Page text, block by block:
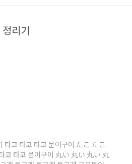
리기
코 타코 타코 문어구이 たこ たこ
코 타코 문어구이 丸い 丸い 丸い 丸